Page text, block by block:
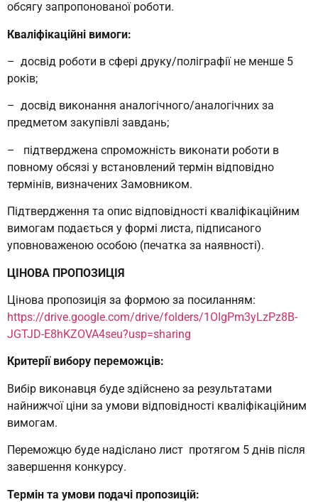
обсягу запропонованої роботи.
Кваліфікаційні вимоги:
– досвід роботи в сфері друку/поліграфії не менше 5
років;
– досвід виконання аналогічного/аналогічних за
предметом закупівлі завдань;
– підтверджена спроможність виконати роботи в
повному обсязі у встановлений термін відповідно
термінів, визначених Замовником.
Підтвердження та опис відповідності кваліфікаційним
вимогам подається у формі листа, підписаного
уповноваженою особою (печатка за наявності).
ЦІНОВА ПРОПОЗИЦІЯ
Цінова пропозиція за формою за посиланням:
https://drive.google.com/drive/folders/1OIgPm3yLzPz8B-
JGTJD-E8hKZOVA4seu?usp=sharing
Критерії вибору переможців:
Вибір виконавця буде здійснено за результатами
найнижчої ціни за умови відповідності кваліфікаційним
вимогам.
Переможцю буде надіслано лист протягом 5 днів після
завершення конкурсу.
Термін та умови подачі пропозицій: